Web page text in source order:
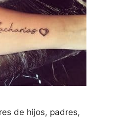
de hijos, padres,